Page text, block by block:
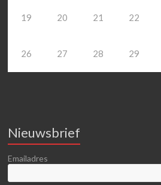
19 20 21 22
26 27 28 29
Nieuwsbrief
Emailadres